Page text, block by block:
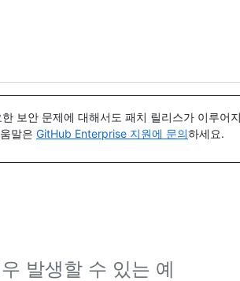
한 보안 문제에 대해서도 패치 릴리스가 이루어
말은 GitHub Enterprise 지원에 문의하세요.
발생할 수 있는 예